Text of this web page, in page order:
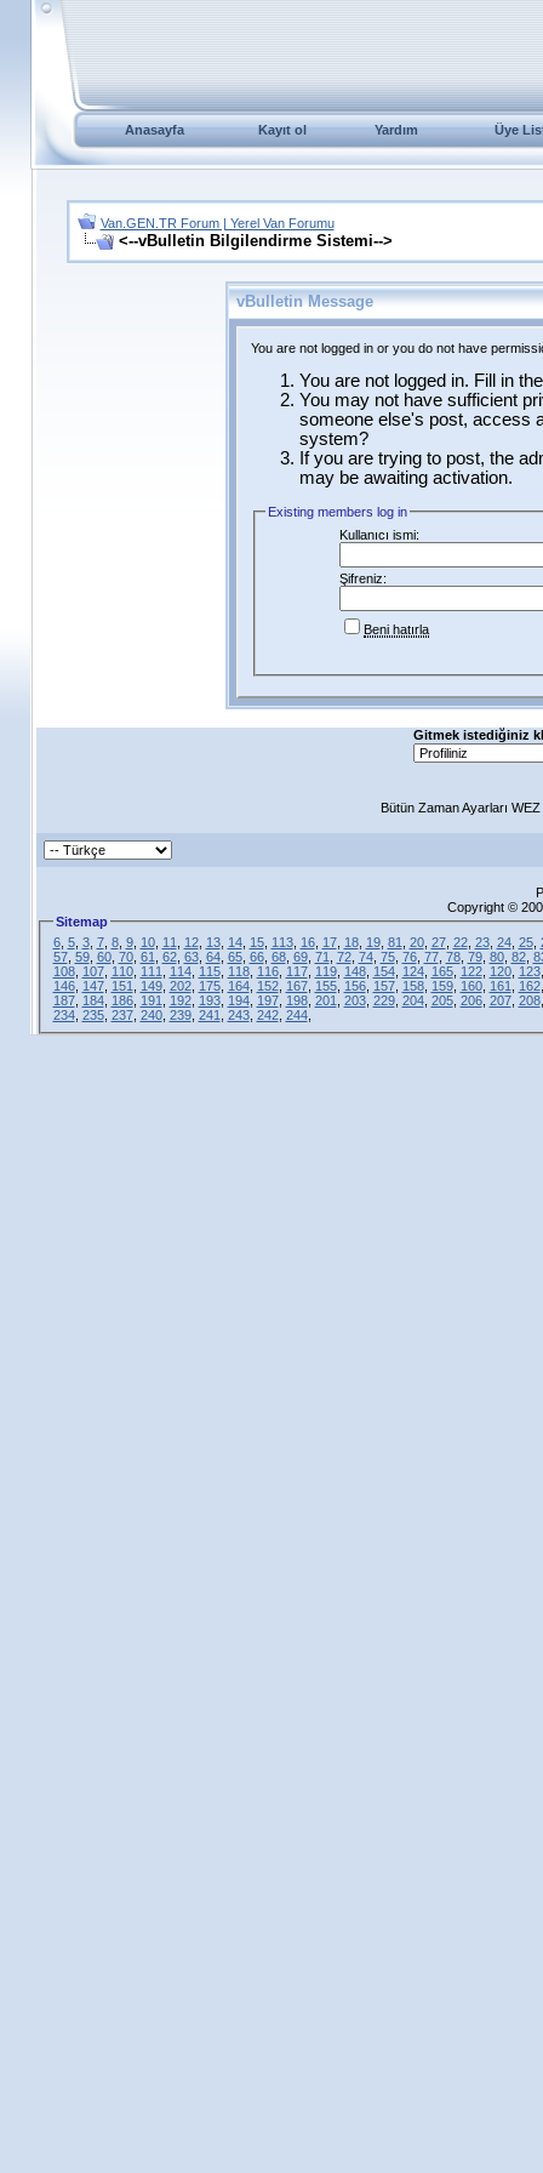
Anasayfa Kayıt ol Yardım Üye
Van.GEN.TR Forum | Yerel Van Forumu
<--vBulletin Bilgilendirme Sistemi-->
vBulletin Message
You are not logged in or you do not have
You are not logged in. Fill in
You may not have sufficient
someone else's post, access
system?
If you are trying to post, the
may be awaiting activation.
Existing members log in
Kullanıcı ismi:
Şifreniz:
Beni hatırla
Gitmek istediğiniz
Bütün Zaman Ayarları
Copyright ©
Sitemap
6, 5, 3, 7, 8, 9, 10, 11 12, 13, 14, 15, 113, 16, 17, 18, 19, 81 20, 27, 22, 23, 24, 25,
57, 59, 60, 70, 61 62, 63, 64, 65, 66, 68, 69, 71 72, 74, 75, 76, 77, 78, 79, 80, 82,
108, 107, 110, 111 114, 115, 118, 116, 117, 119, 148, 154, 124, 165, 122, 120, 123
146, 147, 151 149, 202, 175, 164, 152, 167, 155, 156, 157, 158, 159, 160, 161 162
187, 184, 186, 191 192, 193, 194, 197, 198, 201 203, 229, 204, 205, 206, 207, 208
234, 235, 237, 240, 239, 241 243, 242, 244,